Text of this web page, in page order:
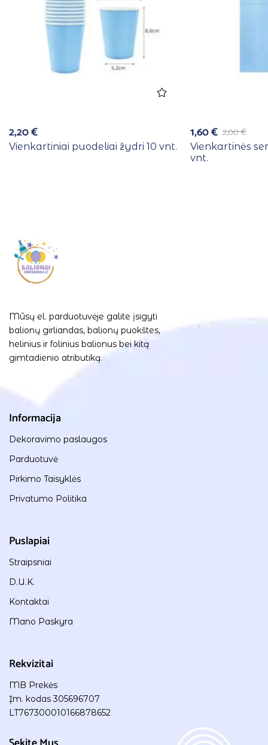
2,20€
Vienkartiniai puodeliai žydri 10 vnt.
2,00€
1,60€
Vienkartinės
vnt.
Mūsų el. parduotuvėje galite įsigyti
balionų girliandas, balionų puokštes,
helinius ir folinius balionus bei kitą
gimtadienio atributiką.
Informacija
Dekoravimo paslaugos
Parduotuvė
Pirkimo Taisyklės
Privatumo Politika
Puslapiai
Straipsniai
D.U.K.
Kontaktai
Mano Paskyra
Rekvizitai
MB Prekės
Įm. kodas 305696707
LT767300010166878652